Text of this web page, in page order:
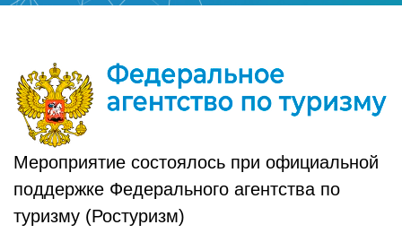
Мероприятие состоялось при официальной
поддержке Федерального агентства по
туризму (Ростуризм)